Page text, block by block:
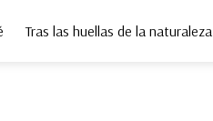
Tras las huellas de la naturaleza